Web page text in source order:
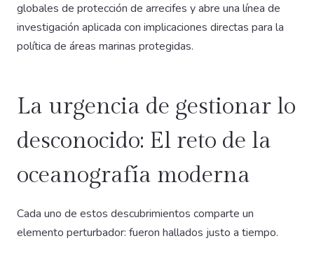
globales de protección de arrecifes y abre una línea de
investigación aplicada con implicaciones directas para la
política de áreas marinas protegidas.
La urgencia de gestionar lo
desconocido: El reto de la
oceanografía moderna
Cada uno de estos descubrimientos comparte un
elemento perturbador: fueron hallados justo a tiempo.